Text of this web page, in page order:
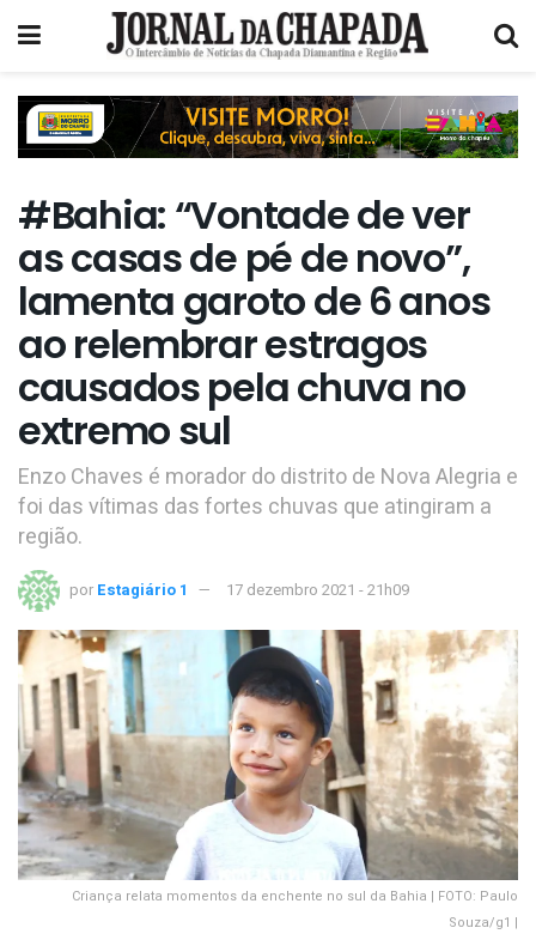
#Bahia: “Vontade de ver
as casas de pé de novo”,
lamenta garoto de 6 anos
ao relembrar estragos
causados pela chuva no
extremo sul
Enzo Chaves é morador do distrito de Nova Alegria e
foi das vítimas das fortes chuvas que atingiram a
região.
por Estagiário 1 17 dezembro 2021 - 21h09
Criança relata momentos da enchente no sul da Bahia | FOTO: Paulo
Souza/g1 |